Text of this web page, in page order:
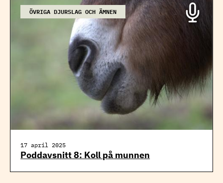
ÖVRIGA DJURSLAG OCH ÄMNEN
17 april 2025
Poddavsnitt 8: Koll på munnen